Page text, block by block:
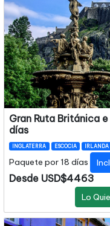
Gran Ruta Británica
días
INGLATERRA ESCOCIA
Paquete por 18 días
Desde USD$4463
Lo